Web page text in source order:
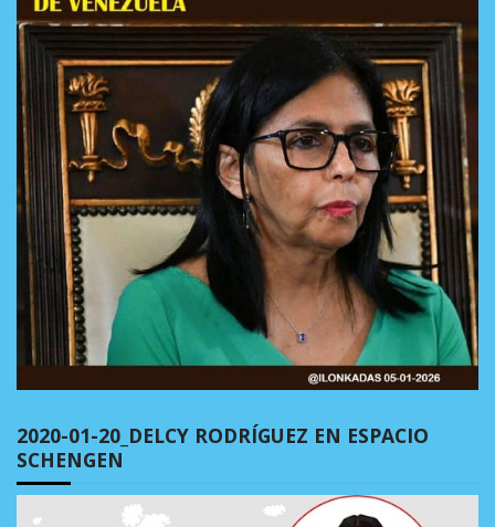
2020-01-20_DELCY RODRÍGUEZ EN ESPACIO
SCHENGEN